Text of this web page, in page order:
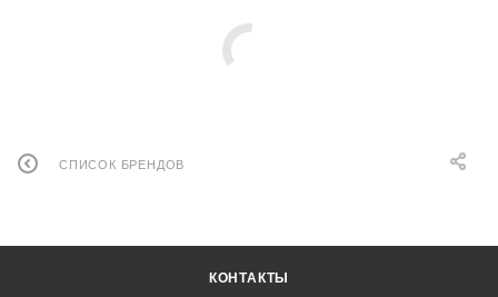
СПИСОК БРЕНДОВ
КОНТАКТЫ